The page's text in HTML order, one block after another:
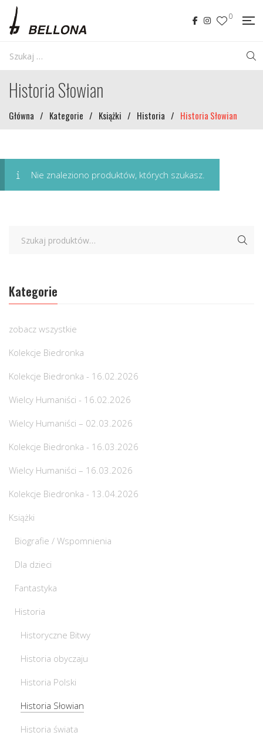
0
Historia Słowian
Główna / Kategorie / Książki / Historia / Historia Słowian
Nie znaleziono produktów, których szukasz.
Kategorie
zobacz wszystkie
Kolekcje Biedronka
Kolekcje Biedronka - 16.02.2026
Wielcy Humaniści - 16.02.2026
Wielcy Humaniści – 02.03.2026
Kolekcje Biedronka - 16.03.2026
Wielcy Humaniści – 16.03.2026
Kolekcje Biedronka - 13.04.2026
Książki
Biografie / Wspomnienia
Dla dzieci
Fantastyka
Historia
Historyczne Bitwy
Historia obyczaju
Historia Polski
Historia Słowian
Historia świata